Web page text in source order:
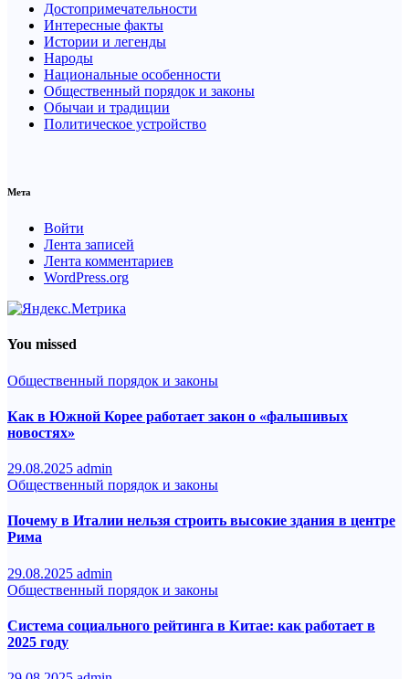
Достопримечательности
Интересные факты
Истории и легенды
Народы
Национальные особенности
Общественный порядок и законы
Обычаи и традиции
Политическое устройство
Мета
Войти
Лента записей
Лента комментариев
WordPress.org
You missed
Общественный порядок и законы
Как в Южной Корее работает закон о «фальшивых
новостях»
29.08.2025 admin
Общественный порядок и законы
Почему в Италии нельзя строить высокие здания в центре
Рима
29.08.2025 admin
Общественный порядок и законы
Система социального рейтинга в Китае: как работает в
2025 году